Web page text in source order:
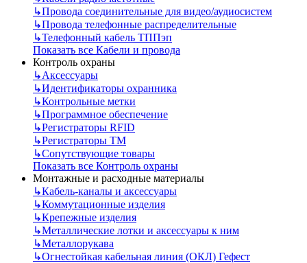
↳Провода соединительные для видео/аудиосистем
↳Провода телефонные распределительные
↳Телефонный кабель ТППэп
Показать все Кабели и провода
Контроль охраны
↳Аксессуары
↳Идентификаторы охранника
↳Контрольные метки
↳Программное обеспечение
↳Регистраторы RFID
↳Регистраторы ТМ
↳Сопутствующие товары
Показать все Контроль охраны
Монтажные и расходные материалы
↳Кабель-каналы и аксессуары
↳Коммутационные изделия
↳Крепежные изделия
↳Металлические лотки и аксессуары к ним
↳Металлорукава
↳Огнестойкая кабельная линия (ОКЛ) Гефест